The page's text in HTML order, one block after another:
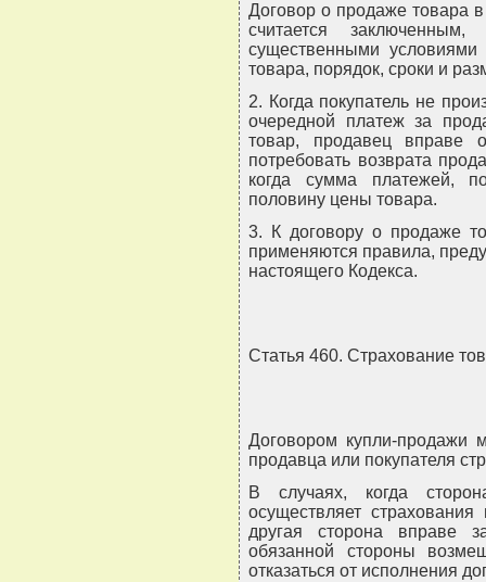
Договор о продаже товара
считается
существенными условиями
товара, порядок, сроки и
2. Когда покупатель не
очередной платеж за
товар, продавец вправе
потребовать возврата
когда сумма платежей,
половину цены товара.
3. К договору о продаже
применяются правила,
настоящего Кодекса.
Статья 460. Страхование
Договором купли-продажи
продавца или покупателя
В случаях, когда
осуществляет
другая сторона вправе
обязанной стороны
отказаться от исполнения